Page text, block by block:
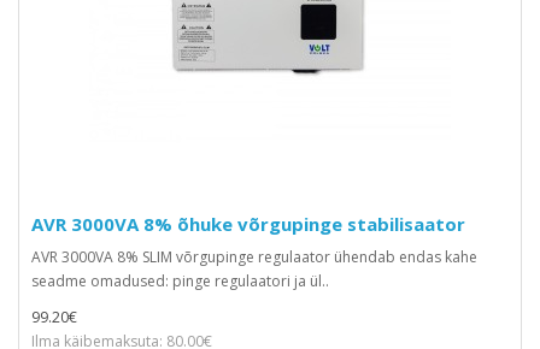
AVR 3000VA 8% õhuke võrgupinge stabilisaator
AVR 3000VA 8% SLIM võrgupinge regulaator ühendab endas kahe
seadme omadused: pinge regulaatori ja ül..
99.20€
Ilma käibemaksuta: 80.00€